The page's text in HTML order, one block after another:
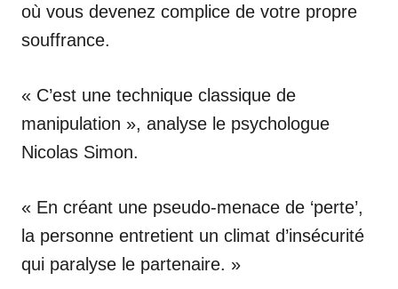
où vous devenez complice de votre propre
souffrance.
« C’est une technique classique de
manipulation », analyse le psychologue
Nicolas Simon.
« En créant une pseudo-menace de ‘perte’,
la personne entretient un climat d’insécurité
qui paralyse le partenaire. »